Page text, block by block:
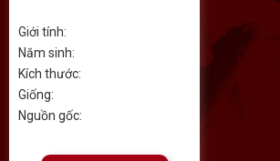
Giới tính:
Năm sinh:
Kích thước:
Giống:
Nguồn gốc: